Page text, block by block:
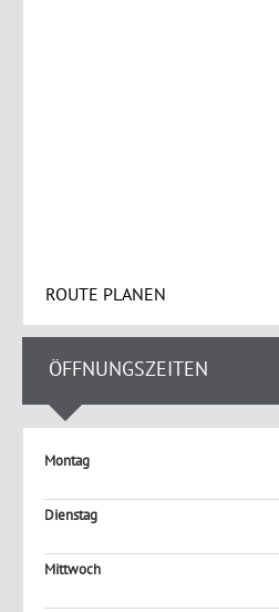
ROUTE PLANEN
ÖFFNUNGSZEITEN
Montag
Dienstag
Mittwoch